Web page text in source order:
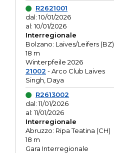
R2621001
dal: 10/01/2026
al: 10/01/2026
Interregionale
Bolzano: Laives/Leifers (BZ)
18 m
Winterpfeile 2026
21002 - Arco Club Laives
Singh, Daya
R2613002
dal: 11/01/2026
al: 11/01/2026
Interregionale
Abruzzo: Ripa Teatina (CH)
18 m
Gara Interregionale